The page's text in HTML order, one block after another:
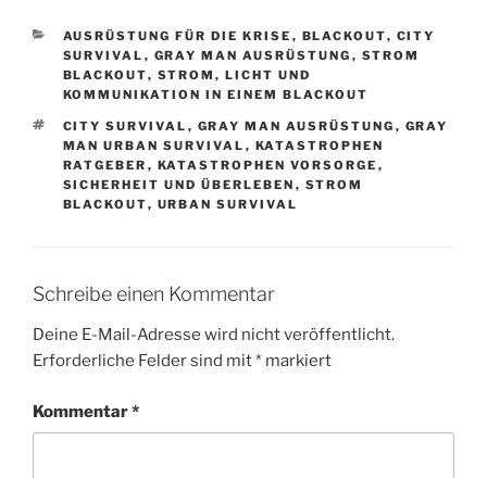
e
b
o
o
k
er gr
a
m
l
n
KATEGORIEN
AUSRÜSTUNG FÜR DIE KRISE , BLACKOUT, CITY
SURVIVAL , GRAY MAN AUSRÜSTUNG , STROM
BLACKOUT, STROM, LICHT UND
KOMMUNIKATION IN EINEM BLACKOUT
SCHLAGWÖRTER
CITY SURVIVAL , GRAY MAN AUSRÜSTUNG , GRAY
MAN URBAN SURVIVAL , KATASTROPHEN
RATGEBER , KATASTROPHEN VORSORGE ,
SICHERHEIT UND ÜBERLEBEN , STROM
BLACKOUT, URBAN SURVIVAL
Schreibe einen Kommentar
Deine E-Mail-Adresse wird nicht veröffentlicht.
Erforderliche Felder sind mit* markiert
Kommentar*